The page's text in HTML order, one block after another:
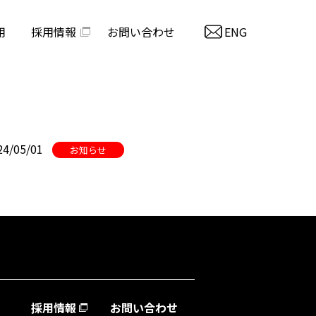
採用情報 お問い合わせ ENG
05/01 お知らせ
採用情報 お問い合わせ